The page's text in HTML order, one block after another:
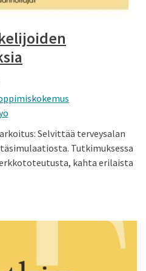
Selvittää terveysalan
Tutkimuksessa
kahta erilaista